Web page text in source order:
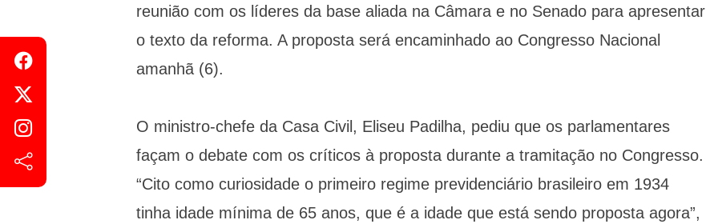
reunião com os líderes da base aliada na Câmara e no Senado para apresentar
o texto da reforma. A proposta será encaminhado ao Congresso Nacional
amanhã (6).
O ministro-chefe da Casa Civil, Eliseu Padilha, pediu que os parlamentares
façam o debate com os críticos à proposta durante a tramitação no Congresso.
“Cito como curiosidade o primeiro regime previdenciário brasileiro em 1934
tinha idade mínima de 65 anos, que é a idade que está sendo proposta agora”,